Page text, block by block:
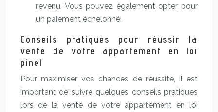
revenu. Vous pouvez également opter pour
un paiement échelonné.
Conseils pratiques pour réussir la
vente de votre appartement en loi
pinel
Pour maximiser vos chances de réussite, il est
important de suivre quelques conseils pratiques
lors de la vente de votre appartement en loi